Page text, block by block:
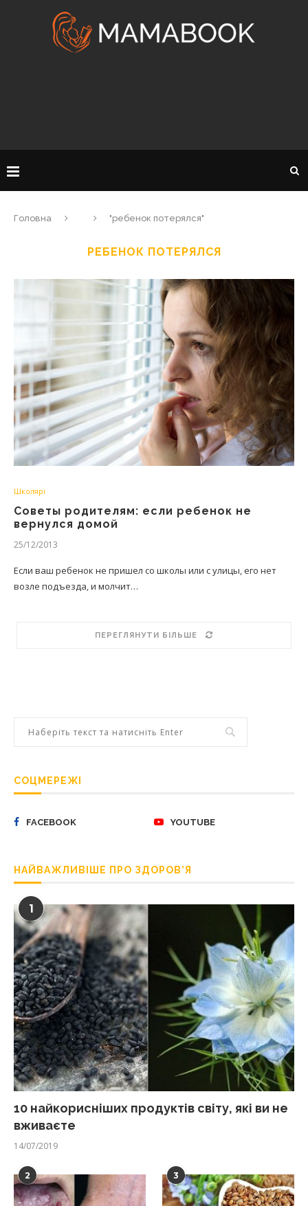
Головна "ребенок потерялся"
РЕБЕНОК ПОТЕРЯЛСЯ
Школярі
Советы родителям: если ребенок не
вернулся домой
25/12/2013
Если ваш ребенок не пришел со школы или с улицы, его нет
возле подъезда, и молчит…
ПЕРЕГЛЯНУТИ БІЛЬШЕ
СОЦМЕРЕЖІ
FACEBOOK YOUTUBE
НАЙВАЖЛИВІШЕ ПРО ЗДОРОВ’Я
1
10 найкорисніших продуктів світу, які ви не
вживаєте
14/07/2019
2 3